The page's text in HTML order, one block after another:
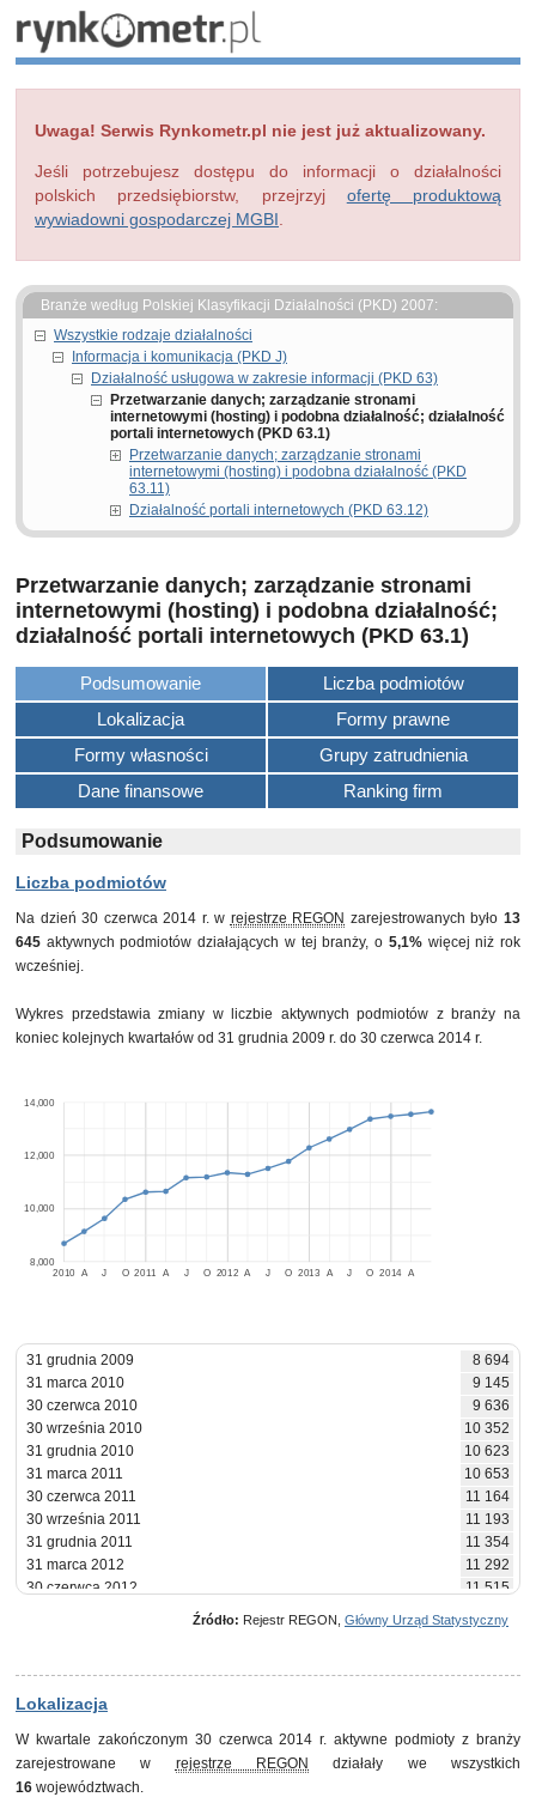
Uwaga! Serwis Rynkometr.pl nie jest już aktualizowany.
Jeśli potrzebujesz dostępu do informacji o działalności
polskich przedsiębiorstw, przejrzyj ofertę produktową
wywiadowni gospodarczej MGBI
Branże według Polskiej Klasyfikacji Działalności (PKD) 2007:
Wszystkie rodzaje działalności
Informacja i komunikacja (PKD J)
Działalność usługowa w zakresie informacji (PKD 63)
Przetwarzanie danych; zarządzanie stronami
internetowymi (hosting) i podobna działalność; działalność
portali internetowych (PKD 63.1)
Przetwarzanie danych; zarządzanie stronami
internetowymi (hosting) i podobna działalność (PKD
63.11)
Działalność portali internetowych (PKD 63.12)
Przetwarzanie danych; zarządzanie stronami
internetowymi (hosting) i podobna działalność;
działalność portali internetowych (PKD 63.1)
Podsumowanie
Liczba podmiotów
Lokalizacja
Formy prawne
Formy własności
Grupy zatrudnienia
Dane finansowe
Ranking firm
Podsumowanie
Liczba podmiotów
Na dzień 30 czerwca 2014 r. w rejestrze REGON zarejestrowanych było13
645 aktywnych podmiotów działających w tej branży, o 5,1%więcej niż rok
wcześniej.
Wykres przedstawia zmiany w liczbie aktywnych podmiotów z branży na
koniec kolejnych kwartałów od 31 grudnia 2009 r. do 30 czerwca 2014 r.
2010 2011 2012 2013 2014
A J O A J O A J O A J O A
8,000
10,000
12,000
14,000
31 grudnia 2009
8 694
31 marca 2010
9 145
30 czerwca 2010
9 636
30 września 2010
10 352
31 grudnia 2010
10 623
31 marca 2011
10 653
30 czerwca 2011
11 164
30 września 2011
11 193
31 grudnia 2011
11 354
31 marca 2012
11 292
30 czerwca 2012
11 515
30 czerwca 2013
12 981
30 września 2013
31 marca 2014
13 551
30 czerwca 2014
13 645
Źródło: Rejestr REGON, Główny Urząd Statystyczny
Lokalizacja
W kwartale zakończonym 30 czerwca 2014 r. aktywne podmioty z branży
zarejestrowane w rejestrze REGON
działały we wszystkich
16 województwach.